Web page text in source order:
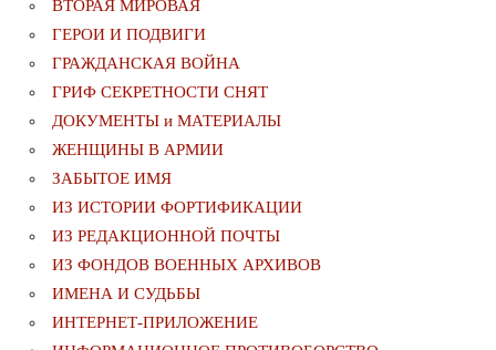
ВТОРАЯ МИРОВАЯ
ГЕРОИ И ПОДВИГИ
ГРАЖДАНСКАЯ ВОЙНА
ГРИФ СЕКРЕТНОСТИ СНЯТ
ДОКУМЕНТЫ и МАТЕРИАЛЫ
ЖЕНЩИНЫ В АРМИИ
ЗАБЫТОЕ ИМЯ
ИЗ ИСТОРИИ ФОРТИФИКАЦИИ
ИЗ РЕДАКЦИОННОЙ ПОЧТЫ
ИЗ ФОНДОВ ВОЕННЫХ АРХИВОВ
ИМЕНА И СУДЬБЫ
ИНТЕРНЕТ-ПРИЛОЖЕНИЕ